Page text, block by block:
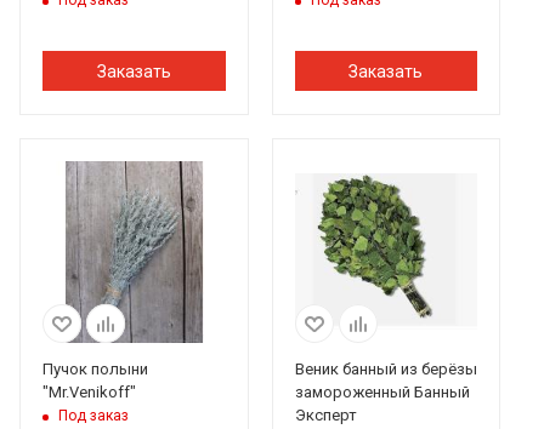
Заказать Заказать
Пучок полыни
"Mr.Venikoff"
Под заказ
Веник банный из берёзы
замороженный Банный
Эксперт